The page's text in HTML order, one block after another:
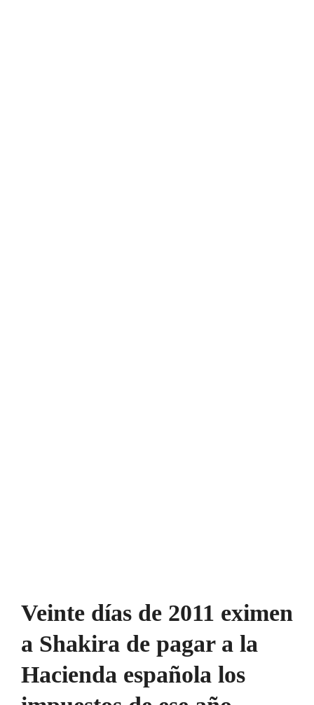
Veinte días de 2011 eximen
a Shakira de pagar a la
Hacienda española los